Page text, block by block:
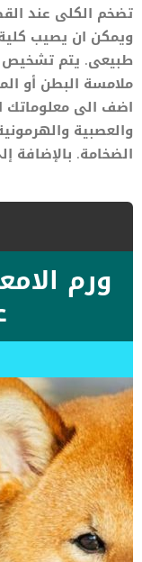
تضخم الكلى عند
ويمكن ان يصيب
طبيعى. يتم تشخيص
ملامسة البطن أو
اضف الى معلوماتك
والعصبية
الضخامة. بالإضافة
ورم